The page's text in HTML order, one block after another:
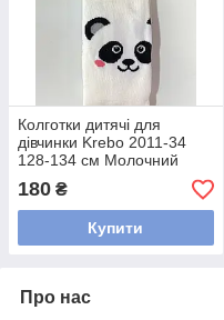
Колготки дитячі для
дівчинки Krebo 2011-34
128-134 см Молочний
180 ₴
Купити
Про нас